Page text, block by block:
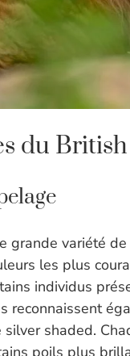
du
grande variété
les plus
individus
reconnaissent
shaded.
poils plus